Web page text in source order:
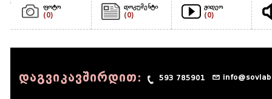
ფოტო
(0)
დოკუმენტი
(0)
ვიდეო
(0)
დაგვიკავშირდით: 593 785901